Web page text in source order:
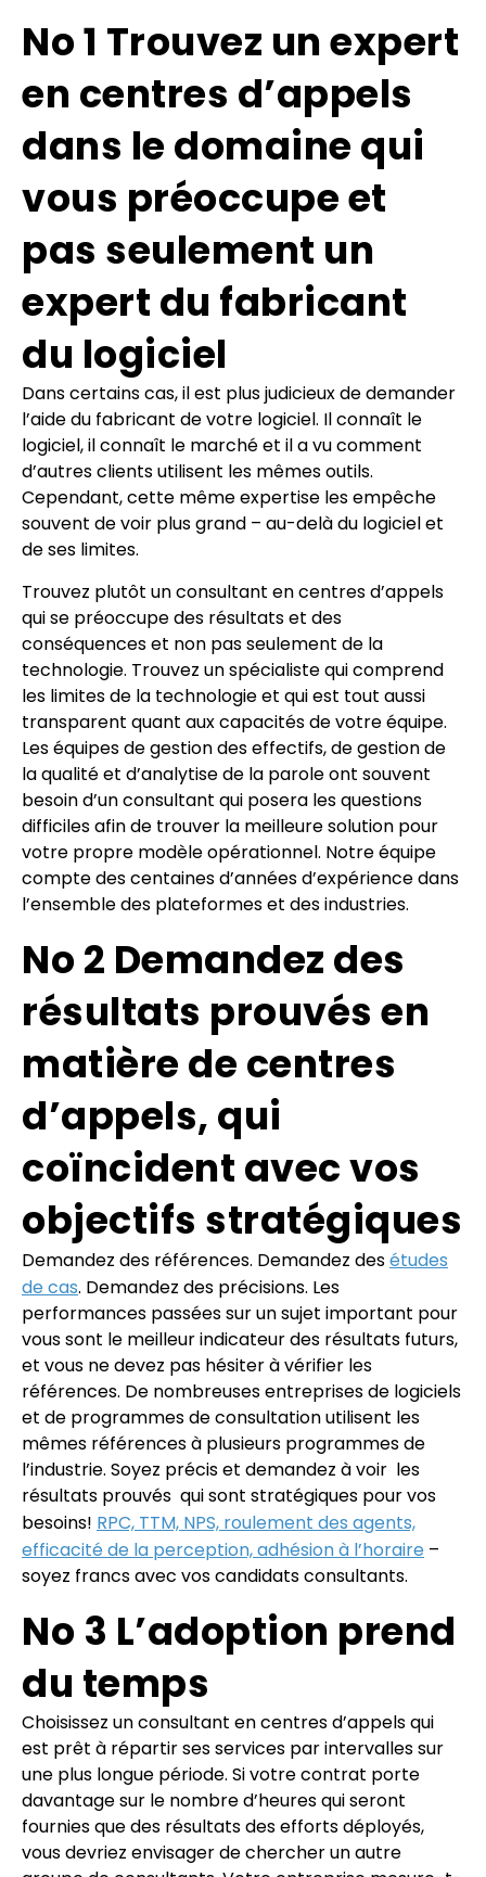
No 1 Trouvez un expert
en centres d’appels
dans le domaine qui
vous préoccupe et
pas seulement un
expert du fabricant
du logiciel
Dans certains cas, il est plus judicieux de demander
l’aide du fabricant de votre logiciel. Il connaît le
logiciel, il connaît le marché et il a vu comment
d’autres clients utilisent les mêmes outils.
Cependant, cette même expertise les empêche
souvent de voir plus grand – au-delà du logiciel et
de ses limites.
Trouvez plutôt un consultant en centres d’appels
qui se préoccupe des résultats et des
conséquences et non pas seulement de la
technologie. Trouvez un spécialiste qui comprend
les limites de la technologie et qui est tout aussi
transparent quant aux capacités de votre équipe.
Les équipes de gestion des effectifs, de gestion de
la qualité et d’analytise de la parole ont souvent
besoin d’un consultant qui posera les questions
difficiles afin de trouver la meilleure solution pour
votre propre modèle opérationnel. Notre équipe
compte des centaines d’années d’expérience dans
l’ensemble des plateformes et des industries.
No 2 Demandez des
résultats prouvés en
matière de centres
d’appels, qui
coïncident avec vos
objectifs stratégiques
Demandez des références. Demandez desétudes
de cas. Demandez des précisions. Les
performances passées sur un sujet important pour
vous sont le meilleur indicateur des résultats futurs,
et vous ne devez pas hésiter à vérifier les
références. De nombreuses entreprises de logiciels
et de programmes de consultation utilisent les
mêmes références à plusieurs programmes de
l’industrie. Soyez précis et demandez à voir les
résultats prouvés qui sont stratégiques pour vos
besoins! RPC, TTM, NPS, roulement des agents,
efficacité de la perception, adhésion à l’horaire –
soyez francs avec vos candidats consultants.
No 3 L’adoption prend
du temps
Choisissez un consultant en centres d’appels qui
est prêt à répartir ses services par intervalles sur
une plus longue période. Si votre contrat porte
davantage sur le nombre d’heures qui seront
fournies que des résultats des efforts déployés,
vous devriez envisager de chercher un autre